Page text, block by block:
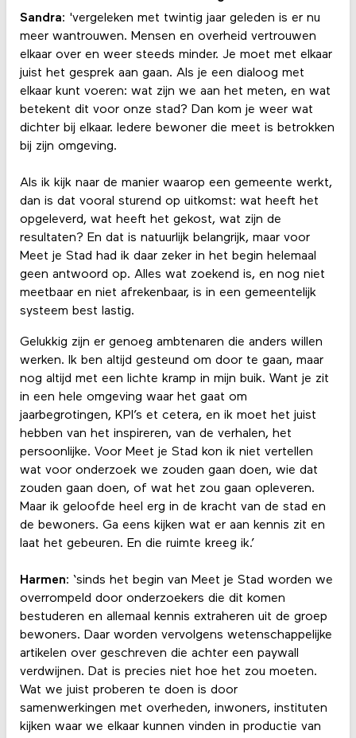
Sandra: 'vergeleken met twintig jaar geleden is er nu
meer wantrouwen. Mensen en overheid vertrouwen
elkaar over en weer steeds minder. Je moet met elkaar
juist het gesprek aan gaan. Als je een dialoog met
elkaar kunt voeren: wat zijn we aan het meten, en wat
betekent dit voor onze stad? Dan kom je weer wat
dichter bij elkaar. Iedere bewoner die meet is betrokken
bij zijn omgeving.
Als ik kijk naar de manier waarop een gemeente werkt,
dan is dat vooral sturend op uitkomst: wat heeft het
opgeleverd, wat heeft het gekost, wat zijn de
resultaten? En dat is natuurlijk belangrijk, maar voor
Meet je Stad had ik daar zeker in het begin helemaal
geen antwoord op. Alles wat zoekend is, en nog niet
meetbaar en niet afrekenbaar, is in een gemeentelijk
systeem best lastig.
Gelukkig zijn er genoeg ambtenaren die anders willen
werken. Ik ben altijd gesteund om door te gaan, maar
nog altijd met een lichte kramp in mijn buik. Want je zit
in een hele omgeving waar het gaat om
jaarbegrotingen, KPI’s et cetera, en ik moet het juist
hebben van het inspireren, van de verhalen, het
persoonlijke. Voor Meet je Stad kon ik niet vertellen
wat voor onderzoek we zouden gaan doen, wie dat
zouden gaan doen, of wat het zou gaan opleveren.
Maar ik geloofde heel erg in de kracht van de stad en
de bewoners. Ga eens kijken wat er aan kennis zit en
laat het gebeuren. En die ruimte kreeg ik.’
Harmen: ‘sinds het begin van Meet je Stad worden we
overrompeld door onderzoekers die dit komen
bestuderen en allemaal kennis extraheren uit de groep
bewoners. Daar worden vervolgens wetenschappelijke
artikelen over geschreven die achter een paywall
verdwijnen. Dat is precies niet hoe het zou moeten.
Wat we juist proberen te doen is door
samenwerkingen met overheden, inwoners, instituten
kijken waar we elkaar kunnen vinden in productie van